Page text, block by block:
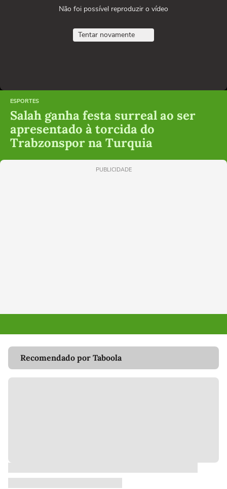
Não foi possível reproduzir o vídeo
Tentar novamente
ESPORTES
Salah ganha festa surreal ao ser
apresentado à torcida do
Trabzonspor na Turquia
PUBLICIDADE
Recomendado por Taboola